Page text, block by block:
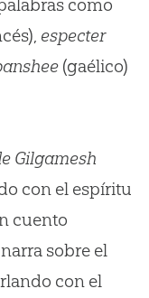
como
especter
(gaélico)
Gilgamesh
con el espíritu
cuento
sobre el
con el